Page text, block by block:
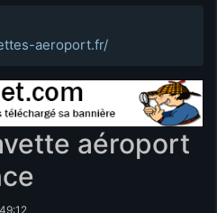
aeroport.fr/
aéroport